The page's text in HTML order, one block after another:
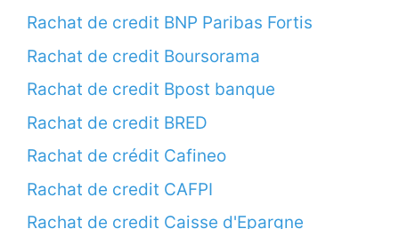
Rachat de credit BNP Paribas Fortis
Rachat de credit Boursorama
Rachat de credit Bpost banque
Rachat de credit BRED
Rachat de crédit Cafineo
Rachat de credit CAFPI
Rachat de credit Caisse d'Epargne